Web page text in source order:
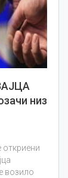
низ
откриени
возило